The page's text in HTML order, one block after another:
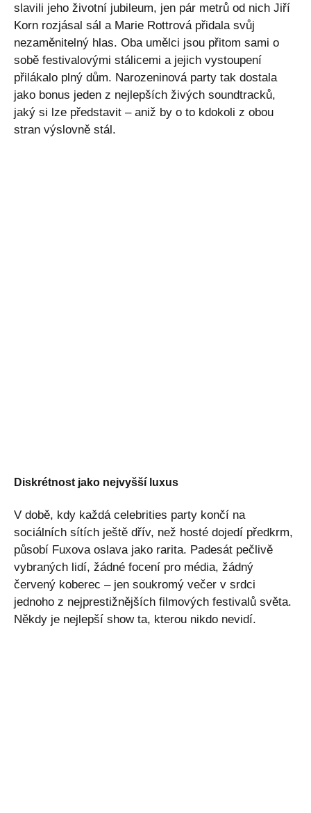
slavili jeho životní jubileum, jen pár metrů od nich Jiří
Korn rozjásal sál a Marie Rottrová přidala svůj
nezaměnitelný hlas. Oba umělci jsou přitom sami o
sobě festivalovými stálicemi a jejich vystoupení
přilákalo plný dům. Narozeninová party tak dostala
jako bonus jeden z nejlepších živých soundtracků,
jaký si lze představit – aniž by o to kdokoli z obou
stran výslovně stál.
Diskrétnost jako nejvyšší luxus
V době, kdy každá celebrities party končí na
sociálních sítích ještě dřív, než hosté dojedí předkrm,
působí Fuxova oslava jako rarita. Padesát pečlivě
vybraných lidí, žádné focení pro média, žádný
červený koberec – jen soukromý večer v srdci
jednoho z nejprestižnějších filmových festivalů světa.
Někdy je nejlepší show ta, kterou nikdo nevidí.